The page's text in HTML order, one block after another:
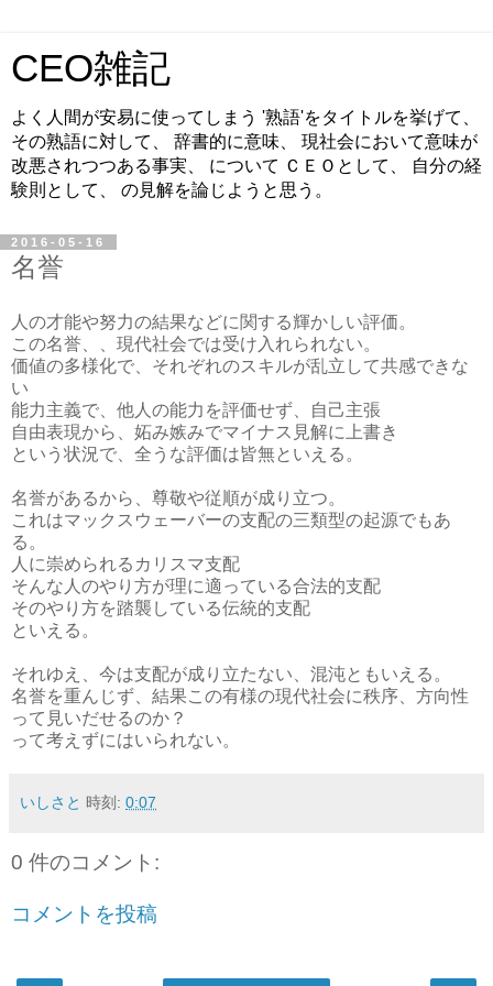
CEO雑記
よく人間が安易に使ってしまう '熟語'をタイトルを挙げて、
その熟語に対して、 辞書的に意味、 現社会において意味が
改悪されつつある事実、 について ＣＥＯとして、 自分の経
験則として、 の見解を論じようと思う。
2016-05-16
名誉
人の才能や努力の結果などに関する輝かしい評価。
この名誉、、現代社会では受け入れられない。
価値の多様化で、それぞれのスキルが乱立して共感できな
い
能力主義で、他人の能力を評価せず、自己主張
自由表現から、妬み嫉みでマイナス見解に上書き
という状況で、全うな評価は皆無といえる。
名誉があるから、尊敬や従順が成り立つ。
これはマックスウェーバーの支配の三類型の起源でもあ
る。
人に崇められるカリスマ支配
そんな人のやり方が理に適っている合法的支配
そのやり方を踏襲している伝統的支配
といえる。
それゆえ、今は支配が成り立たない、混沌ともいえる。
名誉を重んじず、結果この有様の現代社会に秩序、方向性
って見いだせるのか？
って考えずにはいられない。
いしさと 時刻: 0:07
0 件のコメント:
コメントを投稿